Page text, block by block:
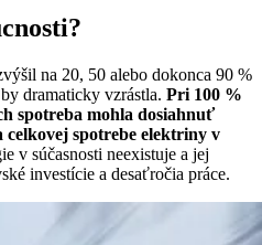
na 20, 50 alebo dokonca 90 %
dramaticky vzrástla. Pri 100 %
spotreba mohla dosiahnuť
spotrebe elektriny v
v súčasnosti neexistuje a jej
investície a desaťročia práce.